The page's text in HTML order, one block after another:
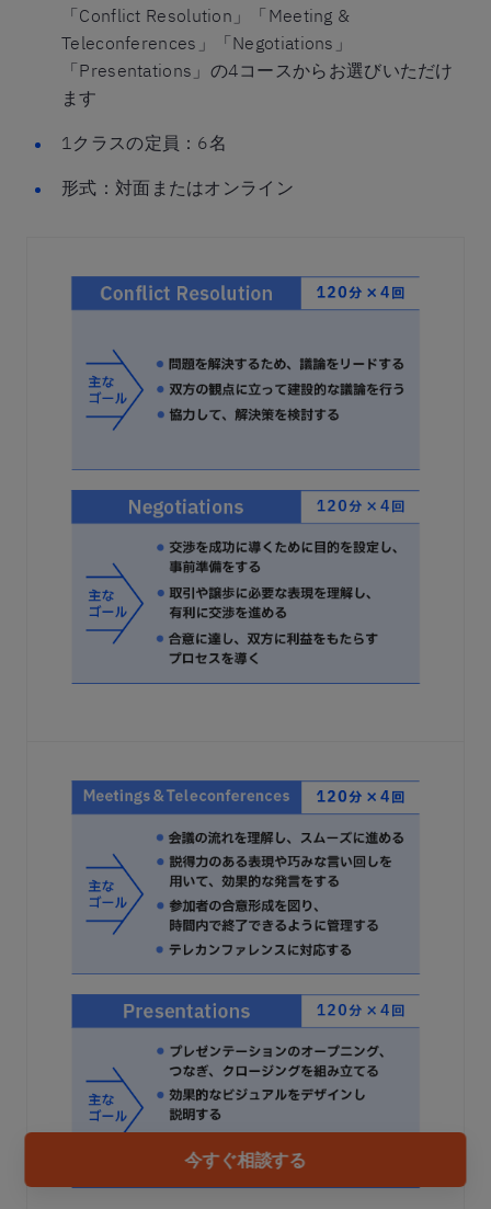
「Conflict Resolution」「Meeting &
Teleconferences」「Negotiations」
「Presentations」の4コースからお選びいただけ
ます
1クラスの定員：6名
形式：対面またはオンライン
今すぐ相談する